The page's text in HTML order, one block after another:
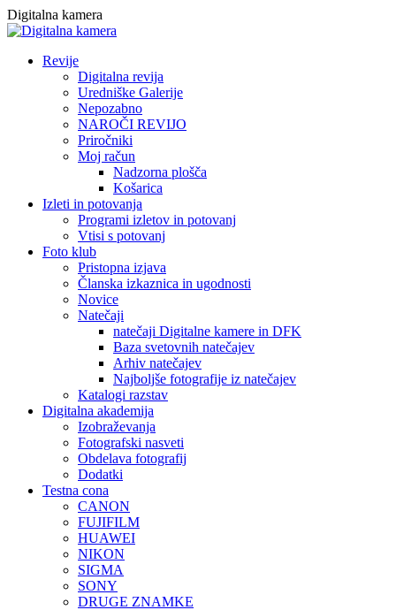
Skip
to
Digitalna kamera
Revije
Digitalna revija
Uredniške Galerije
Nepozabno
NAROČI REVIJO
Priročniki
Moj račun
Nadzorna plošča
Košarica
Izleti in potovanja
Programi izletov in potovanj
Vtisi s potovanj
Foto klub
Pristopna izjava
Članska izkaznica in ugodnosti
Novice
Natečaji
natečaji Digitalne kamere in DFK
Baza svetovnih natečajev
Arhiv natečajev
Najboljše fotografije iz natečajev
Katalogi razstav
Digitalna akademija
Izobraževanja
Fotografski nasveti
Obdelava fotografij
Dodatki
Testna cona
CANON
FUJIFILM
HUAWEI
NIKON
SIGMA
SONY
DRUGE ZNAMKE